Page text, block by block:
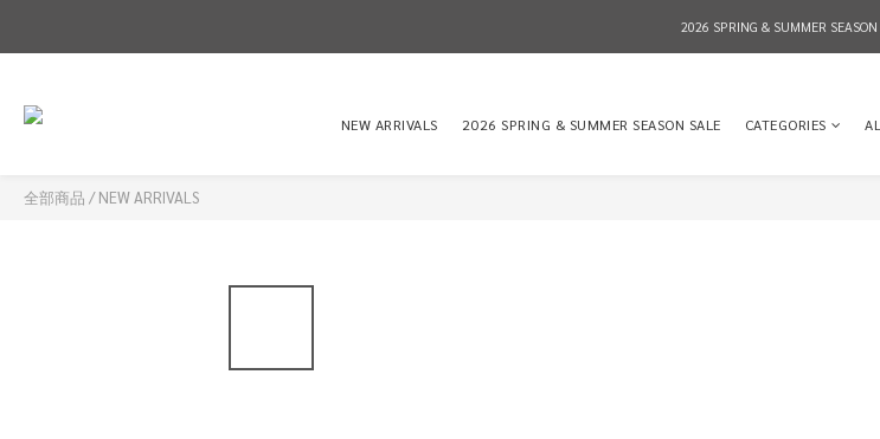
2026 SPRING & SUMMER
2026 SPRING & SUMMER
2026 SPRING & SUMMER SEASON
NEW ARRIVALS 2026 SPRING & SUMMER SEASON SALE CATEGORIES
全部商品 /NEW ARRIVALS